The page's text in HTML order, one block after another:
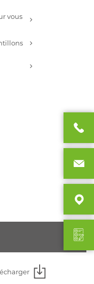
vous